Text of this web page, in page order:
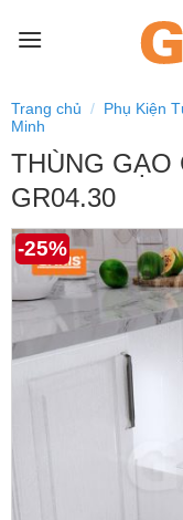
Trang chủ / Phụ Kiện
Minh
THÙNG GẠO
GR04.30
-25%